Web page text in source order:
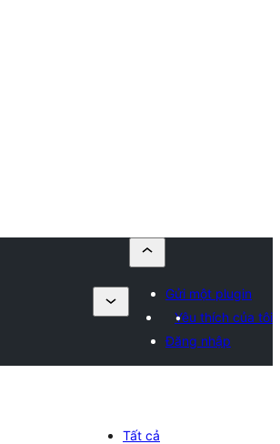
Gửi một plugin
Yêu thích của tôi
Đăng nhập
Tất cả